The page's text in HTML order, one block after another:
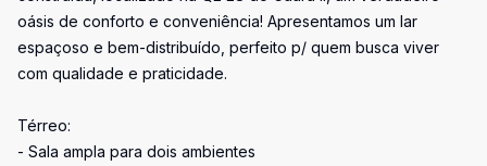
oásis de conforto e conveniência! Apresentamos um lar
espaçoso e bem-distribuído, perfeito p/ quem busca viver
com qualidade e praticidade.
Térreo:
- Sala ampla para dois ambientes